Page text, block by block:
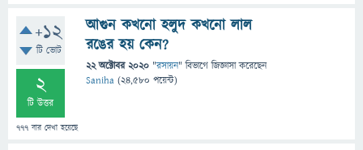
+12
টি ভোট
2
টি উত্তর
777 বার দেখা হয়েছে
আগুন কখনো হলুদ কখনো লাল
রঙের হয় কেন?
22 অক্টোবর 2020 "রসায়ন" বিভাগে জিজ্ঞাসাকরেছেন
Saniha (24,580 পয়েন্ট)